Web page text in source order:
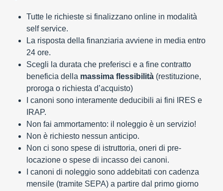
Tutte le richieste si finalizzano online in modalità
self service.
La risposta della finanziaria avviene in media entro
24 ore.
Scegli la durata che preferisci e a fine contratto
beneficia della massima flessibilità (restituzione,
proroga o richiesta d’acquisto)
I canoni sono interamente deducibili ai fini IRES e
IRAP.
Non fai ammortamento: il noleggio è un servizio!
Non è richiesto nessun anticipo.
Non ci sono spese di istruttoria, oneri di pre-
locazione o spese di incasso dei canoni.
I canoni di noleggio sono addebitati con cadenza
mensile (tramite SEPA) a partire dal primo giorno